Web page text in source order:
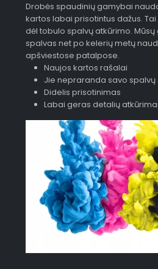
Drobės spaudinių gamybai
kartos labai prisotintus dažus.
dėl tobulo spalvų atkūrimo.
spalvas net po kelerių metų
apšviestose patalpose.
Naujos kartos rašalai
Jie nepraranda savo spalvų
Didelis prisotinimas
Labai geras detalių